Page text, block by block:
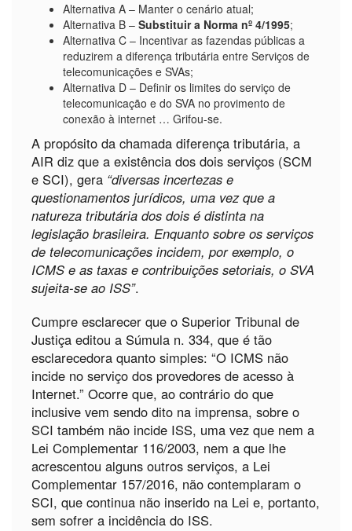
Alternativa A – Manter o cenário atual;
Alternativa B – Substituir a Norma nº 4/1995;
Alternativa C – Incentivar as fazendas públicas a
reduzirem a diferença tributária entre Serviços de
telecomunicações e SVAs;
Alternativa D – Definir os limites do serviço de
telecomunicação e do SVA no provimento de
conexão à internet … Grifou-se.
A propósito da chamada diferença tributária, a
AIR diz que a existência dos dois serviços (SCM
e SCI), gera “diversas incertezas e
questionamentos jurídicos, uma vez que a
natureza tributária dos dois é distinta na
legislação brasileira. Enquanto sobre os serviços
de telecomunicações incidem, por exemplo, o
ICMS e as taxas e contribuições setoriais, o SVA
sujeita-se ao ISS”.
Cumpre esclarecer que o Superior Tribunal de
Justiça editou a Súmula n. 334, que é tão
esclarecedora quanto simples: “O ICMS não
incide no serviço dos provedores de acesso à
Internet.” Ocorre que, ao contrário do que
inclusive vem sendo dito na imprensa, sobre o
SCI também não incide ISS, uma vez que nem a
Lei Complementar 116/2003, nem a que lhe
acrescentou alguns outros serviços, a Lei
Complementar 157/2016, não contemplaram o
SCI, que continua não inserido na Lei e, portanto,
sem sofrer a incidência do ISS.